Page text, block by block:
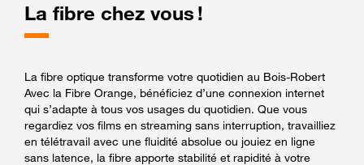
La fibre chez vous !
La fibre optique transforme votre quotidien au Bois-Robert
Avec la Fibre Orange, bénéficiez d’une connexion internet
qui s’adapte à tous vos usages du quotidien. Que vous
regardiez vos films en streaming sans interruption, travailliez
en télétravail avec une fluidité absolue ou jouiez en ligne
sans latence, la fibre apporte stabilité et rapidité à votre